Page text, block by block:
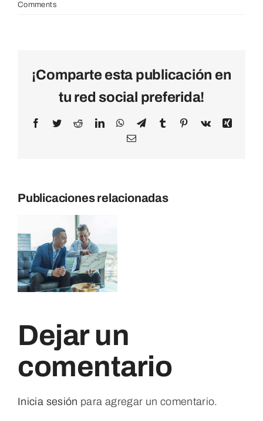
Comments
¡Comparte esta publicación en
tu red social preferida!
Facebook
TwitterRedditLinkedInWhatsApp
TelegramTumblr Pinterest
Vk
Xing
Email
Publicaciones relacionadas
Dejar un
comentario
Inicia sesión para agregar un comentario.